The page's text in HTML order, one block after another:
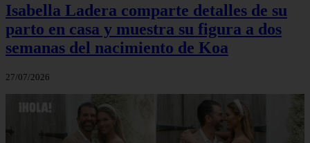
Isabella Ladera comparte detalles de su
parto en casa y muestra su figura a dos
semanas del nacimiento de Koa
27/07/2026